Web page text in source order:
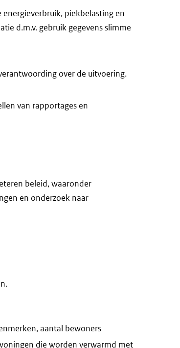
piekbelasting en
d.m.v. gebruik gegevens slimme
over de uitvoering.
van rapportages en
beleid, waaronder
en onderzoek naar
aantal bewoners
die worden verwarmd met